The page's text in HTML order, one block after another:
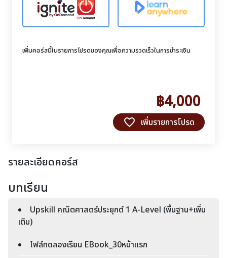
เพิ่มคอร์สนี้ในรายการโปรดของคุณเพื่อความรวดเร็วในการชำระเงิน
฿4,000
favorite_border เพิ่มรายการโปรด
รายละเอียดคอร์ส
บทเรียน
Upskill คณิตศาสตร์ประยุกต์ 1 A-Level (พื้นฐาน+เพิ่ม
เติม)
ไฟล์ทดลองเรียน EBook_30หน้าแรก